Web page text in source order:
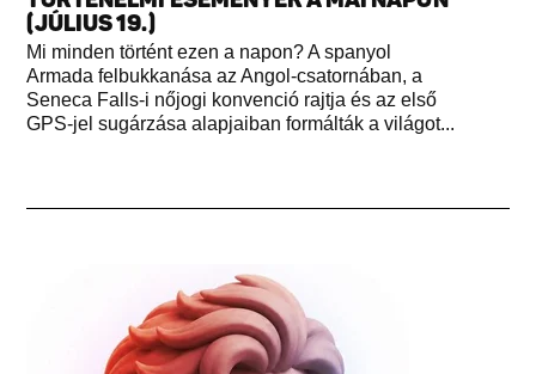
(JÚLIUS 19.)
Mi minden történt ezen a napon? A spanyol
Armada felbukkanása az Angol-csatornában, a
Seneca Falls-i nőjogi konvenció rajtja és az első
GPS-jel sugárzása alapjaiban formálták a világot...